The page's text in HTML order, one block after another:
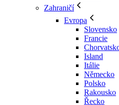
Zahraničí
Evropa
Slovensko
Francie
Island
Itálie
Německo
Polsko
Rakousko
Řecko